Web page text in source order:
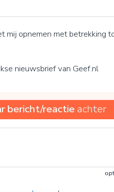
mij opnemen met betrekking
nieuwsbrief van Geef.nl
bericht/reactie achter